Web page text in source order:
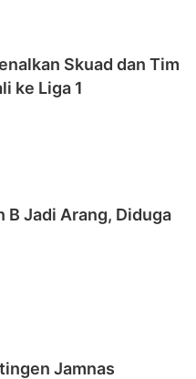
Skuad dan Tim
ke Liga 1
B Jadi Arang, Diduga
Jamnas